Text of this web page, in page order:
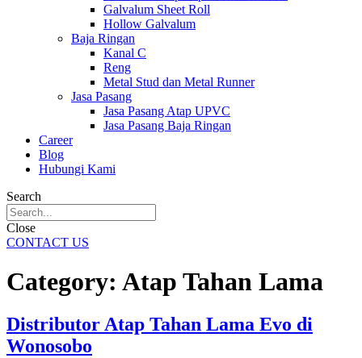
Galvalum Sheet Roll
Hollow Galvalum
Baja Ringan
Kanal C
Reng
Metal Stud dan Metal Runner
Jasa Pasang
Jasa Pasang Atap UPVC
Jasa Pasang Baja Ringan
Career
Blog
Hubungi Kami
Search
Close
CONTACT US
Category: Atap Tahan Lama
Distributor Atap Tahan Lama Evo di
Wonosobo